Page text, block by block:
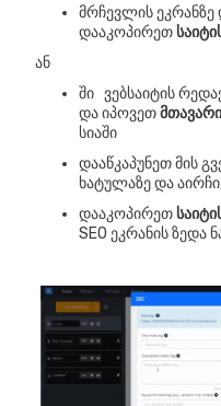
მრჩევლის ეკრანზე
დააკოპირეთ
ან
ში ვებსაიტის
და იპოვეთ
სიაში
დააწკაპუნეთ მის
ხატულაზე და
დააკოპირეთ
SEO ეკრანის ზედა